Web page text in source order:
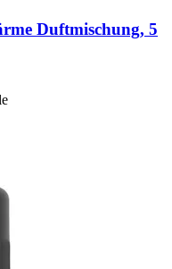
Duftmischung, 5